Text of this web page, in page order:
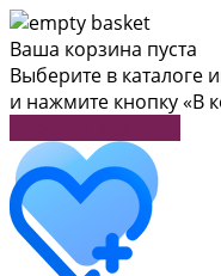
Ваша корзина пуста
Выберите в каталоге
и нажмите кнопку «В